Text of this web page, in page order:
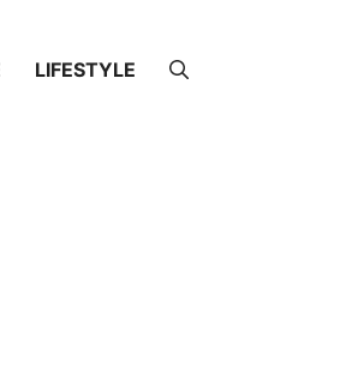
LIFESTYLE